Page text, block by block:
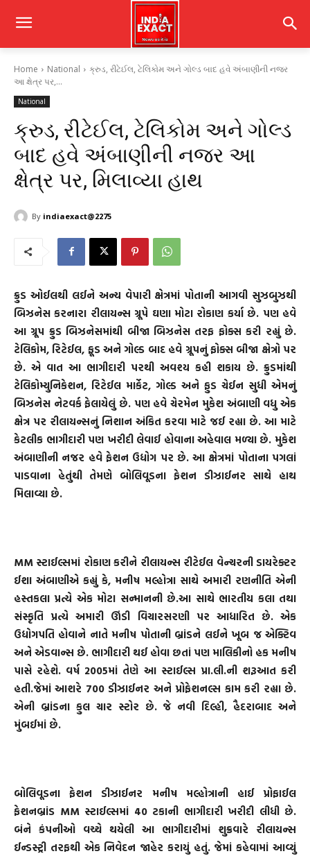
Home National
ક્રુડ, રીટેઈલ, ટેલિકોમ અને ગોલ્ડ બાદ હવે અંબાણીની નજર
આ ક્ષેત્ર પર,...
National
ક્રુડ, રીટેઈલ, ટેલિકોમ અને ગોલ્ડ
બાદ હવે અંબાણીની નજર આ
ક્ષેત્ર પર, મિલાવ્યા હાથ
By indiaexact@2275
ક્રુડ ઓઈલથી લઈને અન્ય વેપારી ક્ષેત્રમાં પોતાની આગવી સુઝબુઝથી
બિઝનેસ કરનારા રીલાયન્સ ગ્રૂપે ઘણા મોટા રોકાણ કર્યા છે. પણ હવે
આ ગ્રૂપ ક્રુડ બિઝનેસમાંથી બીજા બિઝનેસ તરફ ફોક્સ કરી રહ્યું છે.
ટેલિકોમ, રિટેઈલ, ફૂડ અને ગોલ્ડ બાદ હવે ગ્રૂપનું ફોક્સ બીજા ક્ષેત્રો પર
છે. એ વાત આ ભાગીદારી પરથી અવશ્ય કહી શકાય છે. ક્રુડમાંથી
ટેલિકોમ્યુનિકેશન, રિટેઈલ માર્કેટ, ગોલ્ડ અને ફુડ ચેઈન સુધી એમનું
બિઝનેસ નેટવર્ક ફેલાયેલું છે. પણ હવે ચેરમેન મુકેશ અંબાણી વધુ એક
ક્ષેત્ર પર રીલાયન્સનું નિશાન અંકિત કરવા માટે જઈ રહ્યા છે. આ માટે
કેટલીક ભાગીદારી પણ ખરીદી લેવાઈ હોવાના અહેવાલ મળ્યા છે. મુકેશ
અંબાણીની નજર હવે ફેશન ઉદ્યોગ પર છે. આ ક્ષેત્રમાં પોતાના પગલાં
પાડવાના હેતુંથી તેમણે બોલિવૂડના ફેશન ડીઝાઈનર સાથે હાથ
મિલાવ્યા છે.
MM સ્ટાઈલ્સમાં રોકાણ કરીને રીલાયન્સ રીટેઈલ વેન્ચરની ડાયરેક્ટર
ઈશા અંબાણીએ કહ્યું કે, મનીષ મલ્હોત્રા સાથે અમારી રણનીતિ એની
હસ્તકલા પ્રત્યે એક મોટા સન્માનની છે.આ સાથે ભારતીય કલા તથા
સંસ્કૃતિ પ્રત્યે અમારી ઊંડી વિચારસરણી પર આધારિત છે. એક
ઉદ્યોગપતિ હોવાને નાતે મનીષ પોતાની બ્રાંડને લઈને ખૂબ જ એક્ટિવ
અને એડવાન્સ છે. ભાગીદારી થઈ હોવા છતાં પણ માલિકીનો હક મનીષ
પાસે રહેશે. વર્ષ 2005માં તેણે આ સ્ટાઈલ્સ પ્રા.લી.ની શરૂઆત કરી
હતી.જેમાં આશરે 700 ડીઝાઈનર અને પ્રોફેશનલ્સ કામ કરી રહ્યા છે.
એની બ્રાંડના કુલ ચાર સ્ટોર છે. જે નવી દિલ્હી, હૈદરાબાદ અને
મુંબઈમાં છે.
બોલિવૂડના ફેશન ડીઝાઈનર મનીષ મલ્હોત્રાની હાઈ પ્રોફાઈલ
ફેશનબ્રાંડ MM સ્ટાઈલ્સમાં 40 ટકાની ભાગીદારી ખરીદી લીધી છે.
બંને કંપનીઓ વચ્ચે થયેલી આ ભાગીદારીમાં શુક્રવારે રીલાયન્સ
ઈન્ડસ્ટ્રી તરફથી એક નિવેદન જાહેર કરાયું હતું. જેમાં કહેવામાં આવ્યું